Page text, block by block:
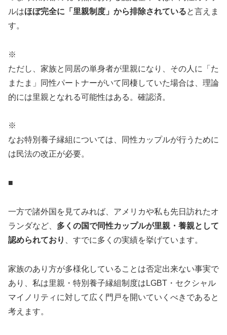
ルはほぼ完全に「里親制度」から排除されていると言えま
す。
※
ただし、家族と同居の単身者が里親になり、その人に「た
またま」同性パートナーがいて同棲していた場合は、理論
的には里親となれる可能性はある。確認済。
※
なお特別養子縁組については、同性カップルが行うために
は民法の改正が必要。
■
一方で諸外国を見てみれば、アメリカや私も先日訪れたオ
ランダなど、 多くの国で同性カップルが里親・養親として
認められており
、すでに多くの実績を挙げています。
家族のあり方が多様化していることは否定出来ない事実で
あり、私は里親・特別養子縁組制度はLGBT・セクシャル
マイノリティに対して広く門戸を開いていくべきであると
考えます。